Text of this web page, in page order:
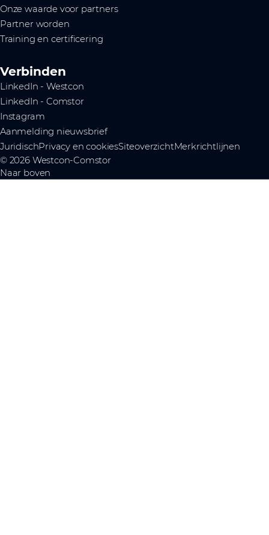
Onze waarde voor partners
Partner worden
Training en certificering
Verbinden
LinkedIn - Westcon
LinkedIn - Comstor
Instagram
Aanmelding nieuwsbrief
JuridischPrivacy en cookiesSiteoverzichtMerkrichtlijnen
© 2026 Westcon-Comstor
Naar boven